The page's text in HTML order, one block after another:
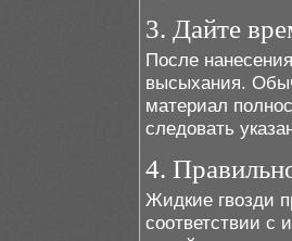
3. Дайте
После
высыхания.
материал
следовать
4.
Жидкие гвозди
соответствии с